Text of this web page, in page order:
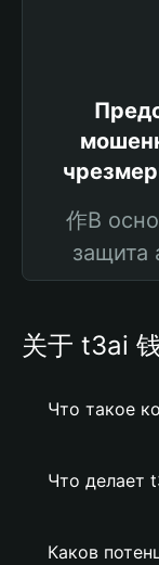
作В
защита
关于 t3ai
Что такое
Что делает
Каков